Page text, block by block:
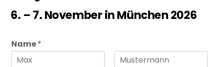
6. – 7. November in München 2026
Name*